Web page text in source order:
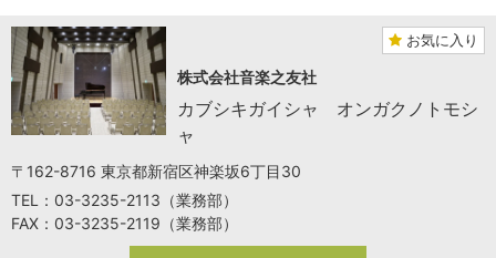
お気に入り
株式会社音楽之友社
カブシキガイシャ オンガクノトモシ
ャ
〒162-8716 東京都新宿区神楽坂6丁目30
TEL：03-3235-2113（業務部）
FAX：03-3235-2119（業務部）